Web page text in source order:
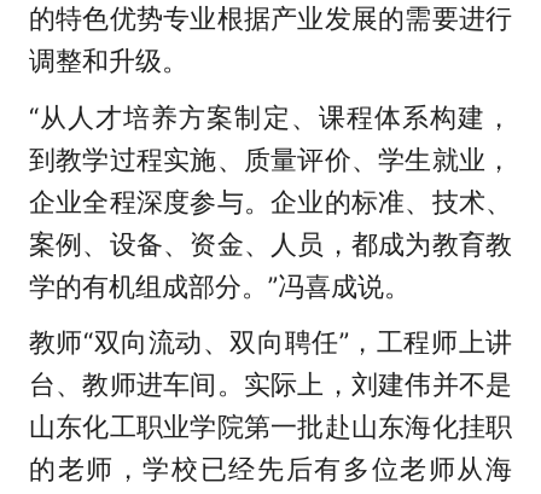
的特色优势专业根据产业发展的需要进行
调整和升级。
“从人才培养方案制定、课程体系构建，
到教学过程实施、质量评价、学生就业，
企业全程深度参与。企业的标准、技术、
案例、设备、资金、人员，都成为教育教
学的有机组成部分。”冯喜成说。
教师“双向流动、双向聘任”，工程师上讲
台、教师进车间。实际上，刘建伟并不是
山东化工职业学院第一批赴山东海化挂职
的老师，学校已经先后有多位老师从海